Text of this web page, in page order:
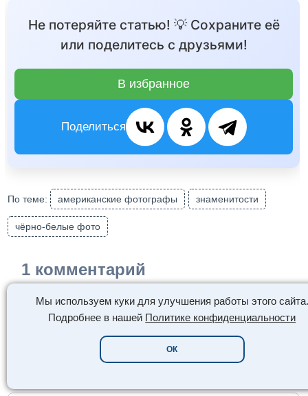
Мы используем куки для улучшения работы этого сайта.
Подробнее в нашей Политике конфиденциальности
ОК
Не потеряйте статью! 💡 Сохраните её
или поделитесь с друзьями!
В избранное
Поделиться
По теме: американские фотографы знаменитости
чёрно-белые фото
1 комментарий
Авторизуйтесьили оставьте комментарий как гость